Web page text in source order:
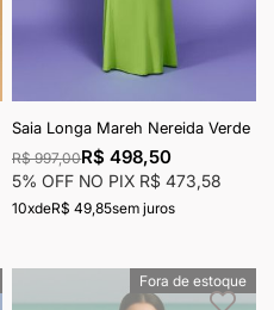
Saia Longa Mareh Nereida Verde
R$ 997,00R$ 498,50
5% OFF NO PIX R$ 473,58
10xdeR$ 49,85sem juros
à lista de desejos
Fora de estoque